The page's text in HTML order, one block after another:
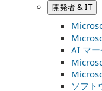
開発者 & IT
AI マ
ソフト